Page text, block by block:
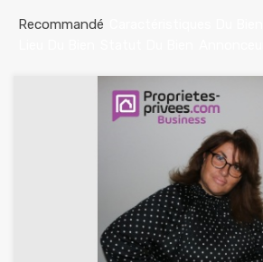
Recommandé